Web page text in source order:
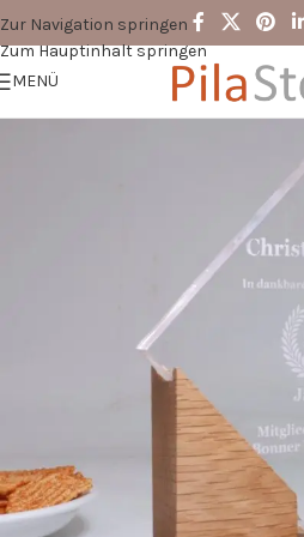
Zur Navigation springen
Zum Hauptinhalt springen
MENÜ